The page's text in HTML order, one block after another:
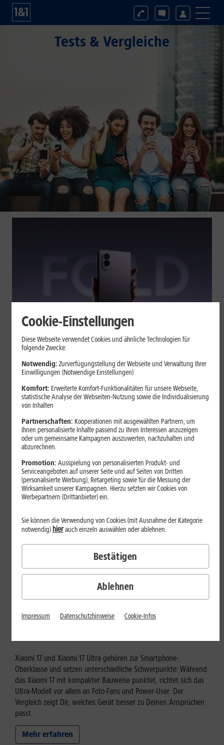
Tests & Vergleiche
Tests & Vergleiche
Galaxy Z Fold7 oder Fold8: Was
sich beim neuen Foldable geändert
Kompakteres Format, neuer Chip, größerer Akku: Das Galaxy Z
Fold8 setzt andere Schwerpunkte als sein Vorgänger. Wir
zeigen, was Samsung verändert hat, welche Neuerungen im
Alltag zählen und wo das Fold7 Vorteile behält.
Mehr erfahren
Tests & Vergleiche
Xiaomi 17 vs. Xiaomi 17 Ultra: Für
Xiaomi 17 und Xiaomi 17 Ultra gehören zur Smartphone-
Oberklasse und setzen unterschiedliche Schwerpunkte: Während
das Xiaomi 17 mit kompakter Bauweise punktet, richtet sich das
Ultra-Modell vor allem an Foto-Fans und Power-User. Der
Vergleich zeigt Dir, welches Gerät besser zu Deinen Ansprüchen
passt.
Mehr erfahren
Cookie-Einstellungen
Diese Webseite verwendet Cookies und ähnliche Technologien für
folgende Zwecke:
Notwendig: Zurverfügungstellung der Webseite und Verwaltung Ihrer
Einwilligungen (Notwendige Einstellungen)
Komfort: Erweiterte Komfort-Funktionalitäten für unsere Webseite,
statistische Analyse der Webseiten-Nutzung sowie die Individualisierung
von Inhalten
Partnerschaften: Kooperationen mit ausgewählten Partnern, um
Ihnen personalisierte Inhalte passend zu Ihren Interessen anzuzeigen
oder um gemeinsame Kampagnen auszuwerten, nachzuhalten und
abzurechnen.
Promotion: Ausspielung von personalisierten Produkt- und
Serviceangeboten auf unserer Seite und auf Seiten von Dritten
(personalisierte Werbung), Retargeting sowie für die Messung der
Wirksamkeit unserer Kampagnen. Hierzu setzten wir Cookies von
Werbepartnern (Drittanbieter) ein.
Ablehnen
Sie können die Verwendung von Cookies (mit Ausnahme der Kategorie
notwendig) hierauch einzeln auswählen oder ablehnen.
Bestätigen
Impressum Datenschutzhinweise Cookie-Infos